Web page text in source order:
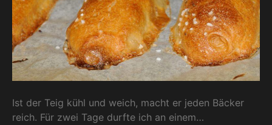
Ist der Teig kühl und weich, macht er jeden Bäcker
reich. Für zwei Tage durfte ich an einem…